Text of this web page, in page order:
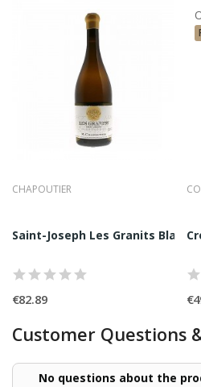
Rouge 2022...
CHAPOUTIER
Saint-Joseph Les Granits Blanc
€82.89
Customer Questions
No questions about the